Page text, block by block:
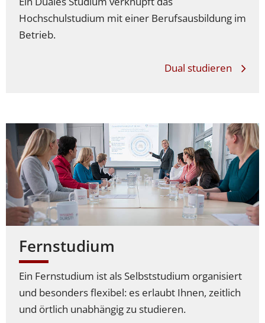
Hochschulstudium mit einer Berufsausbildung im
Betrieb.
Dual studieren
Fernstudium
Ein Fernstudium ist als Selbststudium organisiert
und besonders flexibel: es erlaubt Ihnen, zeitlich
und örtlich unabhängig zu studieren.